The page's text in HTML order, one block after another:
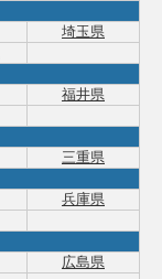
埼玉県
福井県
三重県
兵庫県
広島県